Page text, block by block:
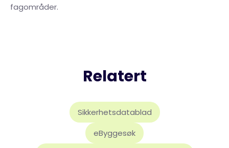
fagområder.
Relatert
Sikkerhetsdatablad
eByggesøk